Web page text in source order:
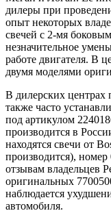
дилеры при
опыт некоторых
свечей с 2-мя
незначительное
работе двигателя. В
двумя моделями
В дилерских центрах
также часто
под артикулом
производится в
находятся свечи от
производится),
отзывам владельцев
оригинальных
наблюдается
автомобиля.